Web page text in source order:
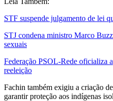
STF suspende julgamento de lei
STJ condena ministro Marco
sexuais
Federação PSOL-Rede oficializa
reeleição
Fachin também exigiu a criação
garantir proteção aos indígenas